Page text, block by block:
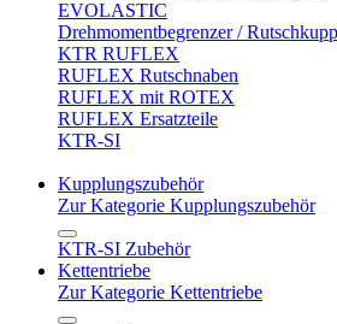
EVOLASTIC
Drehmomentbegrenzer /
KTR RUFLEX
RUFLEX Rutschnaben
RUFLEX mit ROTEX
RUFLEX Ersatzteile
KTR-SI
Kupplungszubehör
Zur Kategorie Kupplungszubehör
KTR-SI Zubehör
Kettentriebe
Zur Kategorie Kettentriebe